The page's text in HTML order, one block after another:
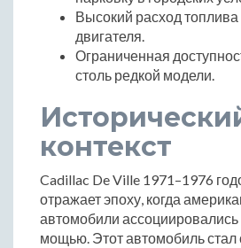
Высокий расход
двигателя.
Ограниченная
столь редкой модели.
контекст
Cadillac De Ville 1971–1976
отражает эпоху, когда
автомобили
мощью. Этот автомобиль